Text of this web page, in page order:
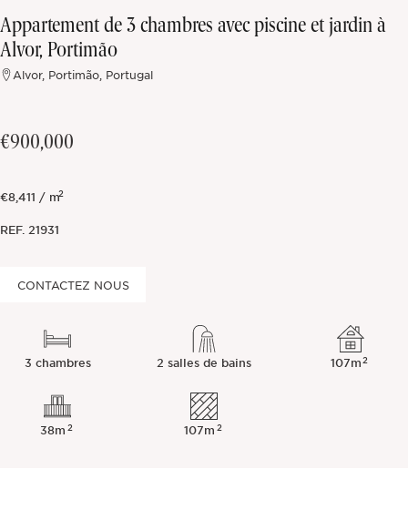
Appartement de 3 chambres avec piscine et jardin à
Alvor, Portimão
Alvor, Portimão, Portugal
€900,000
€8,411 / m2
REF. 21931
3 chambres 2 salles de bains 107m2
38m2 107m2
CONTACTEZ NOUS
Hors marché
Toutes les propriétés